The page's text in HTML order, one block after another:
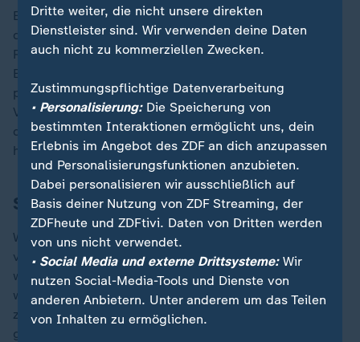
Erste Untersuchungen ergaben, dass die Verbindung
der Schienen bereits vor dem Unglück defekt war. Die
Räder der ersten Wagen des IRYO weisen
Einkerbungen auf, die zu der gebrochenen Stelle
passen könnten. Beim fünften Wagen ist die
Verformung anders, der sechste entgleiste. Auch bei
den beiden Zügen, die diese Stelle zuvor passiert
hatten, sind solche Verformungen festgestellt worden.
Schweißnaht wird jetzt untersucht
Wieso die Schweißnaht brechen konnte und dies nicht
vorher entdeckt wurde, beschäftigt die Kommission
weiter. Die Schienenteile sollen in Labors untersucht
werden, die Charge der 2025 verlegten Schienenteile
zusätzlich komplett auf mögliche Fabrikationsfehler
geprüft werden.
Dritte weiter, die nicht unsere direkten
Dienstleister sind. Wir verwenden deine Daten
auch nicht zu kommerziellen Zwecken.
Zustimmungspflichtige Datenverarbeitung
• Personalisierung:Die Speicherung von
bestimmten Interaktionen ermöglicht uns, dein
Erlebnis im Angebot des ZDF an dich anzupassen
und Personalisierungsfunktionen anzubieten.
Dabei personalisieren wir ausschließlich auf
Basis deiner Nutzung von ZDF Streaming, der
ZDFheute und ZDFtivi. Daten von Dritten werden
von uns nicht verwendet.
• Social Media und externe Drittsysteme:Wir
nutzen Social-Media-Tools und Dienste von
anderen Anbietern. Unter anderem um das Teilen
von Inhalten zu ermöglichen.